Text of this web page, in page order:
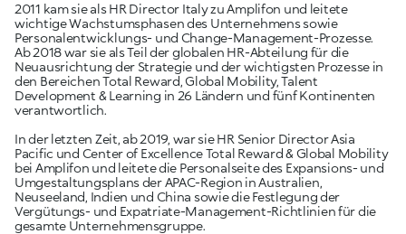
2011 kam sie als HR Director Italy zu Amplifon und leitete
wichtige Wachstumsphasen des Unternehmens sowie
Personalentwicklungs- und Change-Management-Prozesse.
Ab 2018 war sie als Teil der globalen HR-Abteilung für die
Neuausrichtung der Strategie und der wichtigsten Prozesse in
den Bereichen Total Reward, Global Mobility, Talent
Development & Learning in 26 Ländern und fünf Kontinenten
verantwortlich.
In der letzten Zeit, ab 2019, war sie HR Senior Director Asia
Pacific und Center of Excellence Total Reward & Global Mobility
bei Amplifon und leitete die Personalseite des Expansions- und
Umgestaltungsplans der APAC-Region in Australien,
Neuseeland, Indien und China sowie die Festlegung der
Vergütungs- und Expatriate-Management-Richtlinien für die
gesamte Unternehmensgruppe.